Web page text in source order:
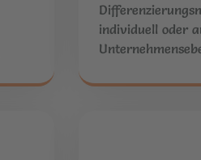
individuell oder